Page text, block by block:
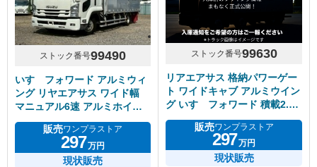
ストック番号99490
いすゞフォワード アルミウィ
ング リヤエアサス ワイド幅
マニュアル6速 アルミホイー
ル
販売ワンプラストア
297万円
現状販売
ストック番号99630
リアエアサス 格納パワーゲー
ト ワイドキャブ アルミウイン
グ いすゞフォワード 積載2.5
トン
販売ワンプラストア
297万円
現状販売